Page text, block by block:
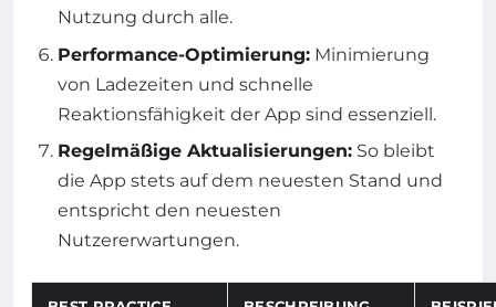
Nutzung durch alle.
Performance-Optimierung: Minimierung
von Ladezeiten und schnelle
Reaktionsfähigkeit der App sind essenziell.
Regelmäßige Aktualisierungen: So bleibt
die App stets auf dem neuesten Stand und
entspricht den neuesten
Nutzererwartungen.